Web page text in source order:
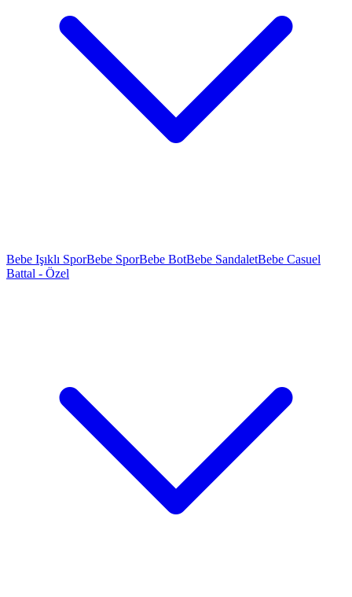
Bebe Işıklı SporBebe SporBebe BotBebe SandaletBebe Casuel
Battal - Özel